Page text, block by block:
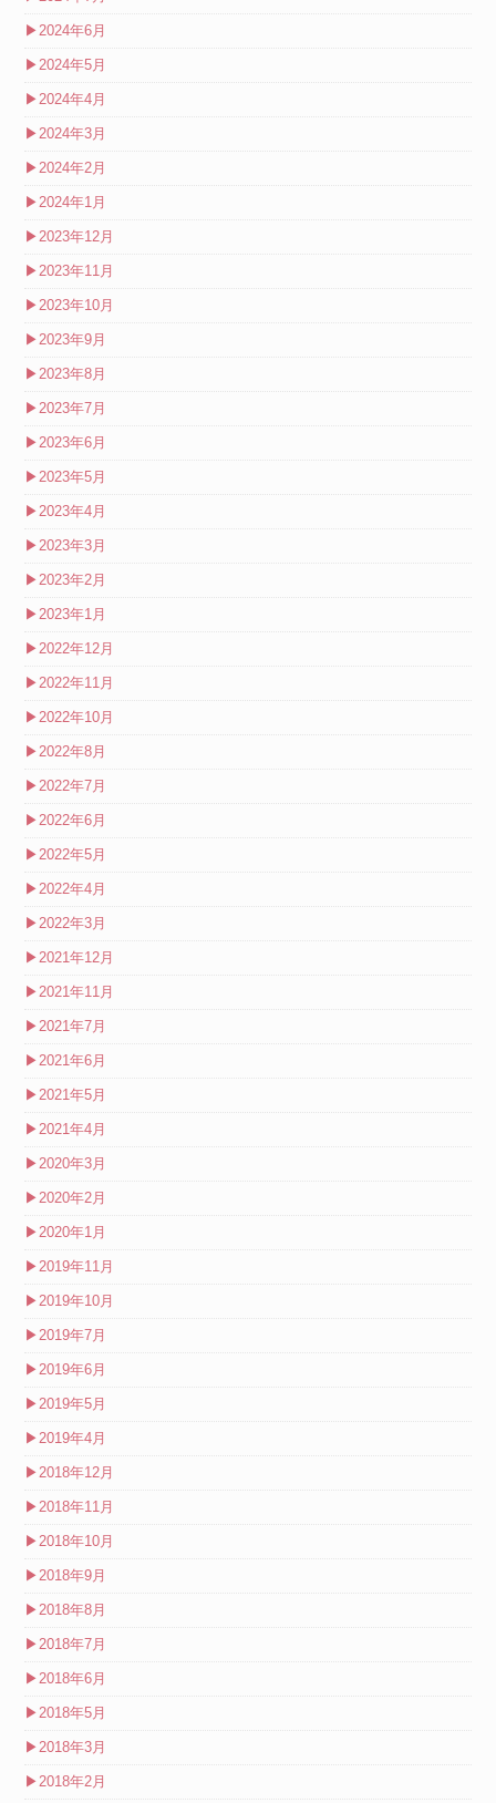
▶2024年6月
▶2024年5月
▶2024年4月
▶2024年3月
▶2024年2月
▶2024年1月
▶2023年12月
▶2023年11月
▶2023年10月
▶2023年9月
▶2023年8月
▶2023年7月
▶2023年6月
▶2023年5月
▶2023年4月
▶2023年3月
▶2023年2月
▶2023年1月
▶2022年12月
▶2022年11月
▶2022年10月
▶2022年8月
▶2022年7月
▶2022年6月
▶2022年5月
▶2022年4月
▶2022年3月
▶2021年12月
▶2021年11月
▶2021年7月
▶2021年6月
▶2021年5月
▶2021年4月
▶2020年3月
▶2020年2月
▶2020年1月
▶2019年11月
▶2019年10月
▶2019年7月
▶2019年6月
▶2019年5月
▶2019年4月
▶2018年12月
▶2018年11月
▶2018年10月
▶2018年9月
▶2018年8月
▶2018年7月
▶2018年6月
▶2018年5月
▶2018年3月
▶2018年2月